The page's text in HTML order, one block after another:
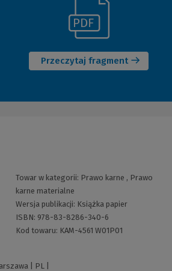
Przeczytaj fragment
(Nowe
okno)
(Link
do
innej
strony)
Towar w kategorii: Prawo karne , Prawo
karne materialne
Wersja publikacji: Książka papier
ISBN: 978-83-8286-340-6
Kod towaru: KAM-4561 W01P01
| PL |